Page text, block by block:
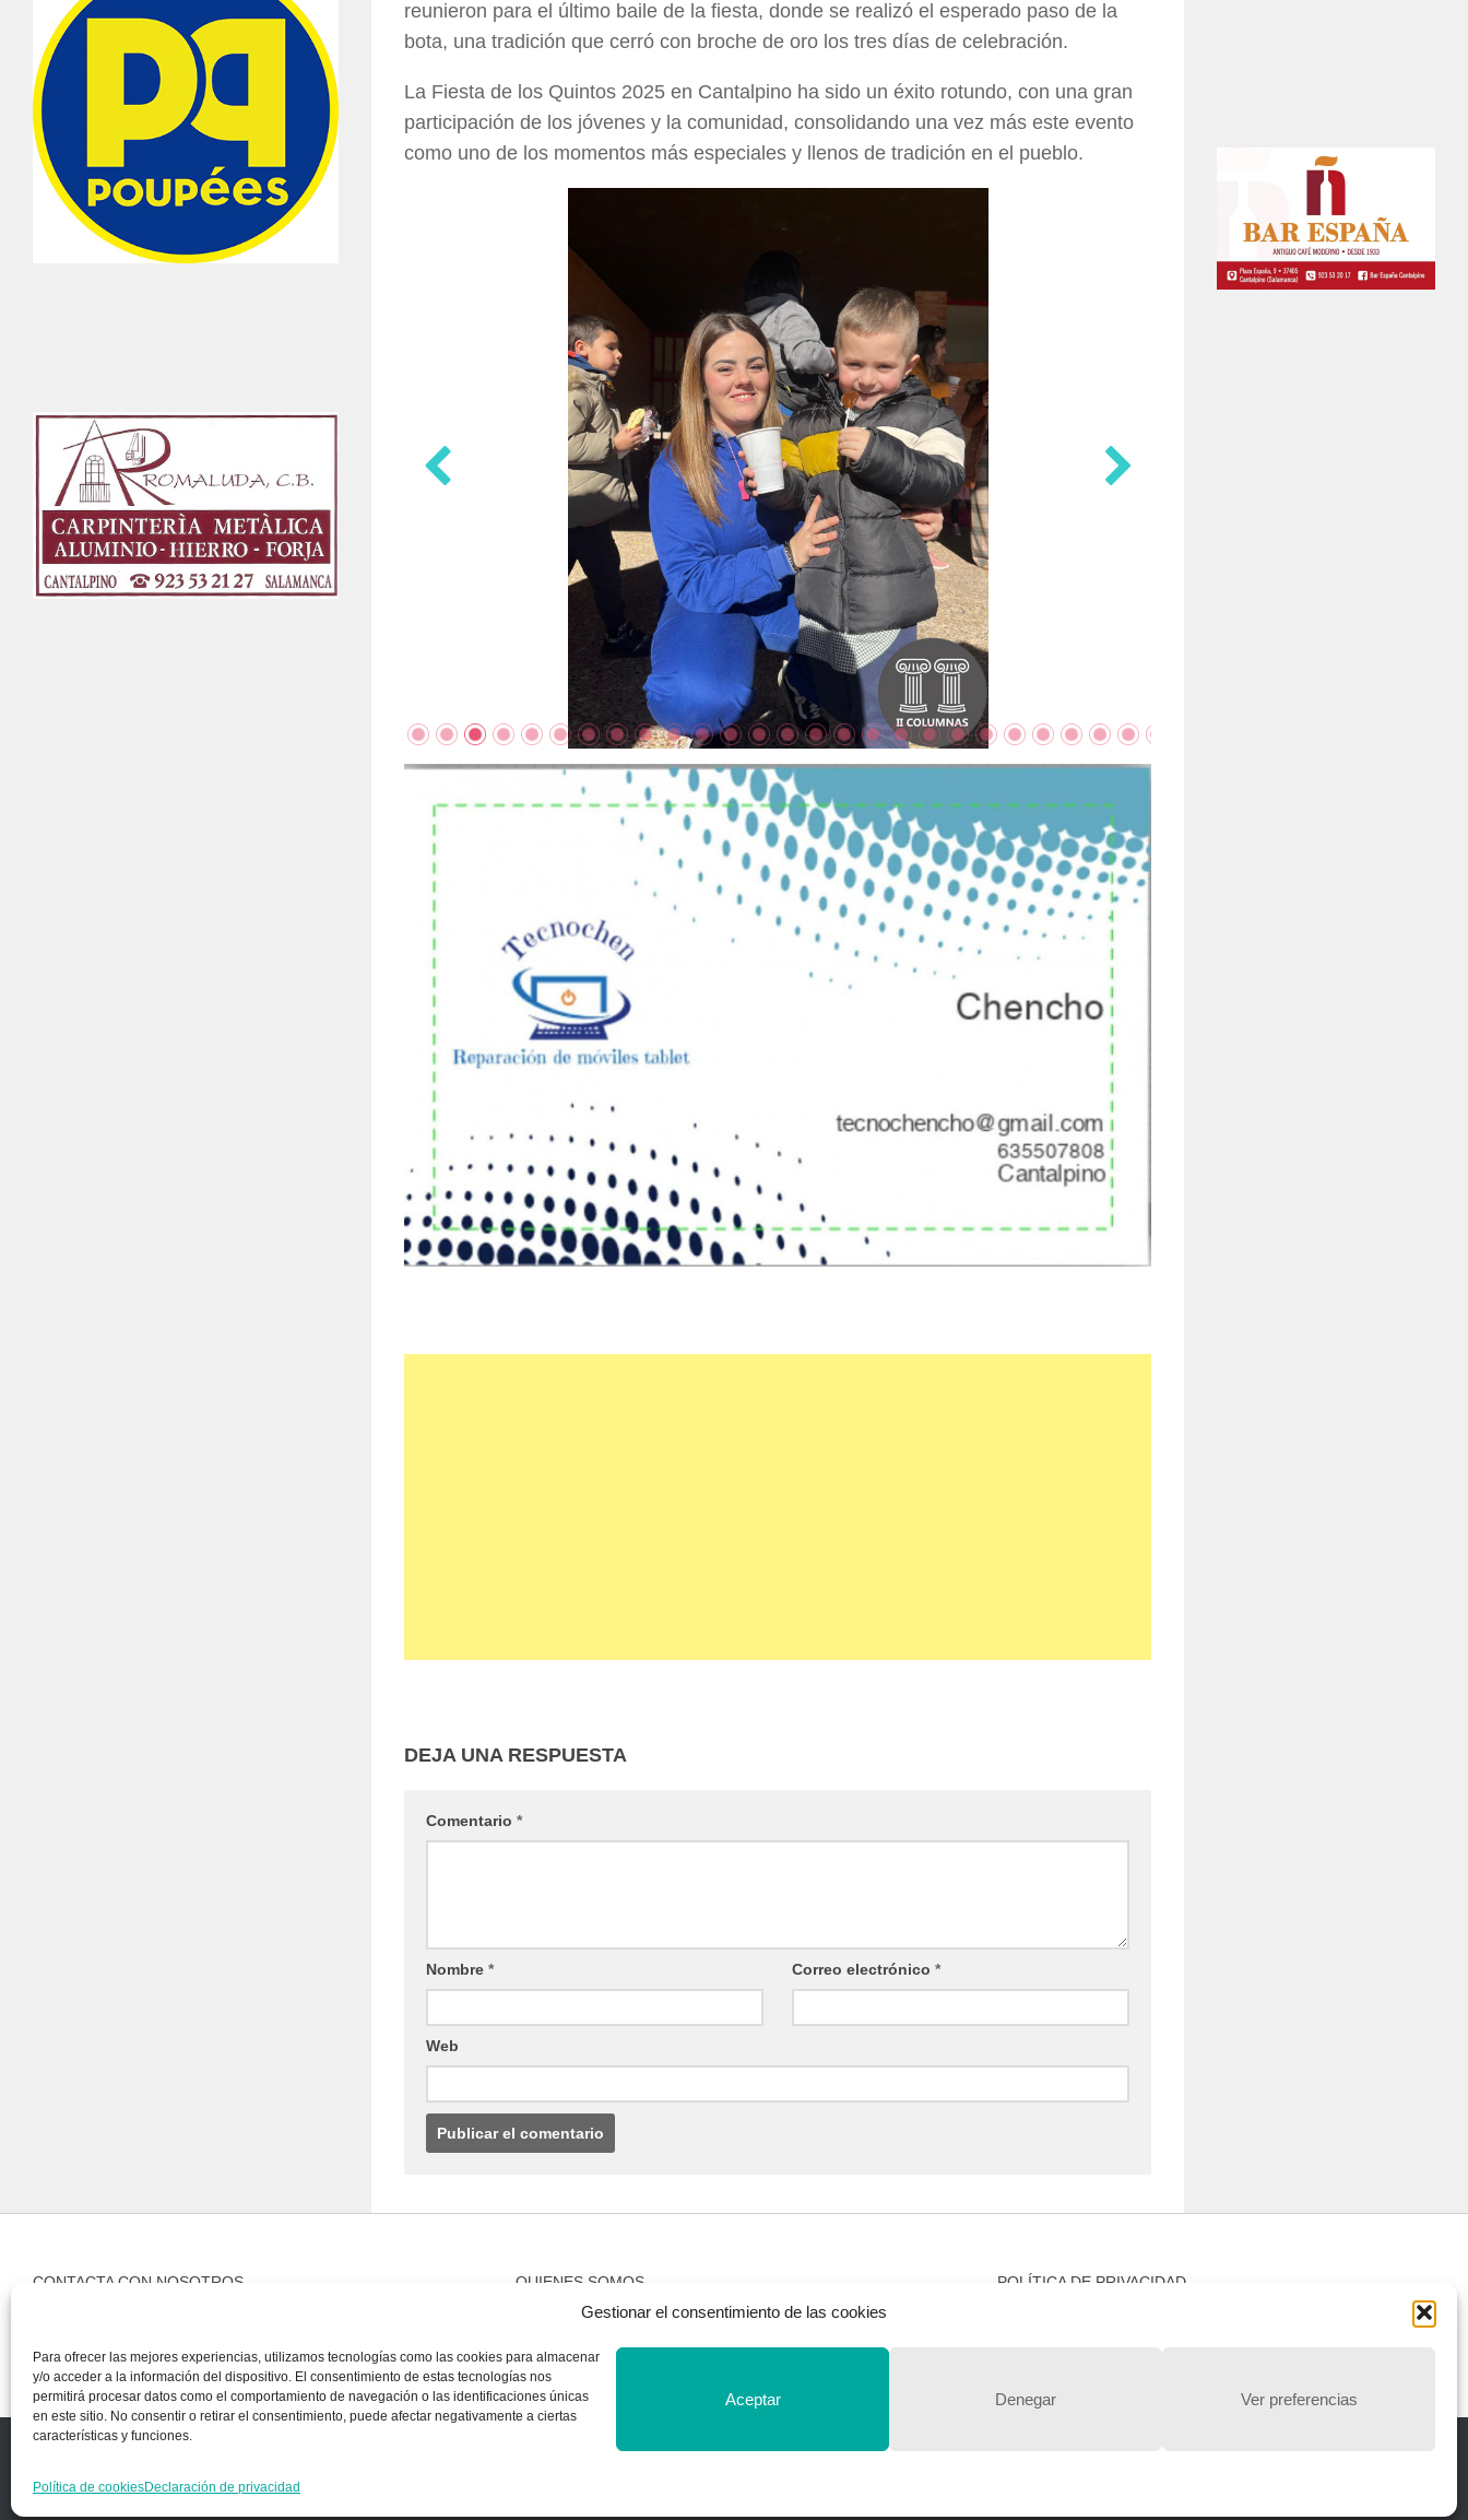
Gestionar el consentimiento de las cookies
Para ofrecer las mejores experiencias, utilizamos tecnologías como las cookies para almacenar
y/o acceder a la información del dispositivo. El consentimiento de estas tecnologías nos
permitirá procesar datos como el comportamiento de navegación o las identificaciones únicas
en este sitio. No consentir o retirar el consentimiento, puede afectar negativamente a ciertas
características y funciones.
Aceptar Denegar Ver preferencias
Política de cookiesDeclaración de privacidad
reunieron para el último baile de la fiesta, donde se realizó el esperado paso de la
bota, una tradición que cerró con broche de oro los tres días de celebración.
La Fiesta de los Quintos 2025 en Cantalpino ha sido un éxito rotundo, con una gran
participación de los jóvenes y la comunidad, consolidando una vez más este evento
como uno de los momentos más especiales y llenos de tradición en el pueblo.
DEJA UNA RESPUESTA
Comentario *
Nombre * Correo electrónico *
Web
CONTACTA CON NOSOTROS QUIENES SOMOS POLÍTICA DE PRIVACIDAD